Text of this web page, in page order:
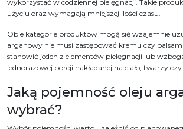
wykorzystać w codziennej pielęgnacji. Takie
użyciu oraz wymagają mniejszej ilości czasu.
Obie kategorie produktów mogą się wzajemnie
arganowy nie musi zastępować kremu czy
stanowić jeden z elementów pielęgnacji lub
jednorazowej porcji nakładanej na ciało, twarzy czy
Jaką pojemność oleju
wybrać?